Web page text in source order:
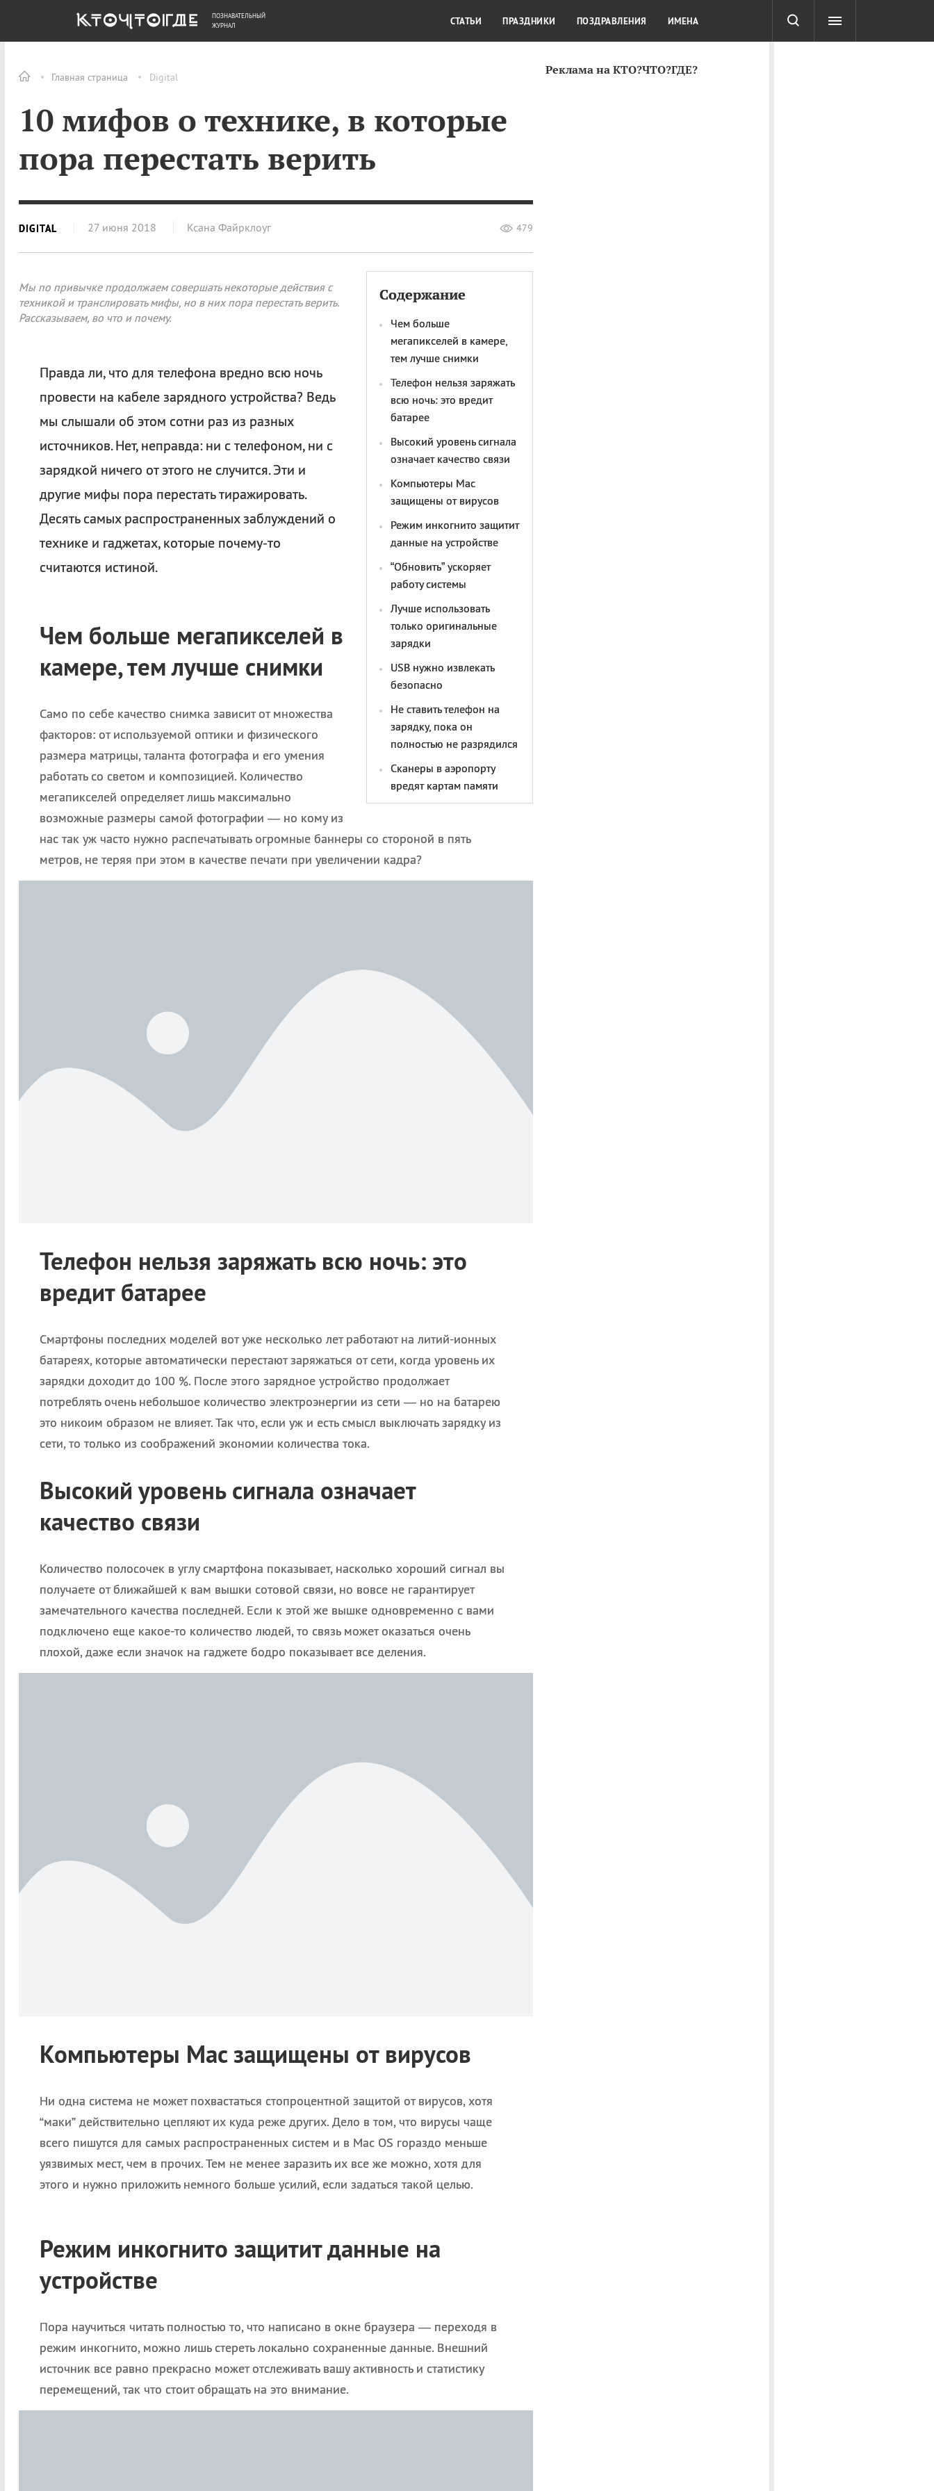
Главная страница Digital
10 мифов о технике, в которые
пора перестать верить
DIGITAL 27 июня 2018 Ксана Файрклоуг 479
Содержание
Чем больше
мегапикселей в камере,
тем лучше снимки
Телефон нельзя заряжать
всю ночь: это вредит
батарее
Высокий уровень сигнала
означает качество связи
Компьютеры Mac
защищены от вирусов
Режим инкогнито защитит
данные на устройстве
“Обновить” ускоряет
работу системы
Лучше использовать
только оригинальные
зарядки
USB нужно извлекать
безопасно
Не ставить телефон на
зарядку, пока он
полностью не разрядился
Сканеры в аэропорту
вредят картам памяти
Мы по привычке продолжаем совершать некоторые действия с
техникой и транслировать мифы, но в них пора перестать верить.
Рассказываем, во что и почему.
Правда ли, что для телефона вредно всю ночь
провести на кабеле зарядного устройства? Ведь
мы слышали об этом сотни раз из разных
источников. Нет, неправда: ни с телефоном, ни с
зарядкой ничего от этого не случится. Эти и
другие мифы пора перестать тиражировать.
Десять самых распространенных заблуждений о
технике и гаджетах, которые почему-то
считаются истиной.
Чем больше мегапикселей в
камере, тем лучше снимки
Само по себе качество снимка зависит от множества
факторов: от используемой оптики и физического
размера матрицы, таланта фотографа и его умения
работать со светом и композицией. Количество
мегапикселей определяет лишь максимально
возможные размеры самой фотографии — но кому из
нас так уж часто нужно распечатывать огромные баннеры со стороной в пять
метров, не теряя при этом в качестве печати при увеличении кадра?
Телефон нельзя заряжать всю ночь: это
вредит батарее
Смартфоны последних моделей вот уже несколько лет работают на литий-ионных
батареях, которые автоматически перестают заряжаться от сети, когда уровень их
зарядки доходит до 100 %. После этого зарядное устройство продолжает
потреблять очень небольшое количество электроэнергии из сети — но на батарею
это никоим образом не влияет. Так что, если уж и есть смысл выключать зарядку из
сети, то только из соображений экономии количества тока.
Высокий уровень сигнала означает
качество связи
Количество полосочек в углу смартфона показывает, насколько хороший сигнал вы
получаете от ближайшей к вам вышки сотовой связи, но вовсе не гарантирует
замечательного качества последней. Если к этой же вышке одновременно с вами
подключено еще какое-то количество людей, то связь может оказаться очень
плохой, даже если значок на гаджете бодро показывает все деления.
Компьютеры Mac защищены от вирусов
Ни одна система не может похвастаться стопроцентной защитой от вирусов, хотя
“маки” действительно цепляют их куда реже других. Дело в том, что вирусы чаще
всего пишутся для самых распространенных систем и в Mac OS гораздо меньше
уязвимых мест, чем в прочих. Тем не менее заразить их все же можно, хотя для
этого и нужно приложить немного больше усилий, если задаться такой целью.
Режим инкогнито защитит данные на
устройстве
Пора научиться читать полностью то, что написано в окне браузера — переходя в
режим инкогнито, можно лишь стереть локально сохраненные данные. Внешний
источник все равно прекрасно может отслеживать вашу активность и статистику
перемещений, так что стоит обращать на это внимание.
Реклама на КТО?ЧТО?ГДЕ?
ОБЩЕСТВО ДЕНЬГИ КУЛЬТУРА КРАСОТА ТЕСТЫ
ПОЗНАВАТЕЛЬНЫЙ
ЖУРНАЛ
СТАТЬИ ПРАЗДНИКИ ПОЗДРАВЛЕНИЯ ИМЕНА